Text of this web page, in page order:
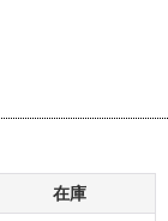
在庫